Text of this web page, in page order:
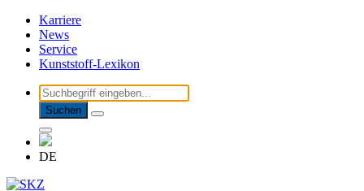
Karriere
News
Service
Kunststoff-Lexikon
Suchen
DE